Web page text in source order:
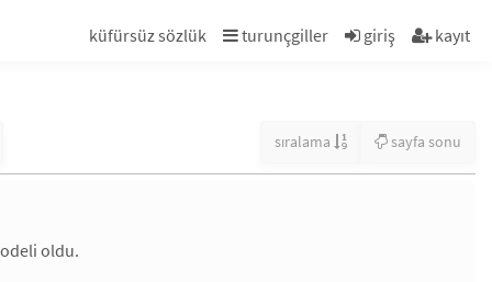
küfürsüz sözlük turunçgiller giriş kayıt
sıralama sayfa sonu
oldu.